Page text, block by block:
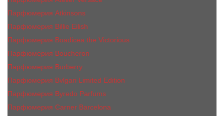
Парфюмерия Atkinsons
Парфюмерия Billie Eilish
Парфюмерия Boadicea the Victorious
Парфюмерия Boucheron
Парфюмерия Burberry
Парфюмерия Bvlgari Limited Edition
Парфюмерия Byredo Parfums
Парфюмерия Carner Barcelona